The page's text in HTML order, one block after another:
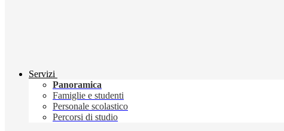
Servizi
Panoramica
Famiglie e studenti
Personale scolastico
Percorsi di studio